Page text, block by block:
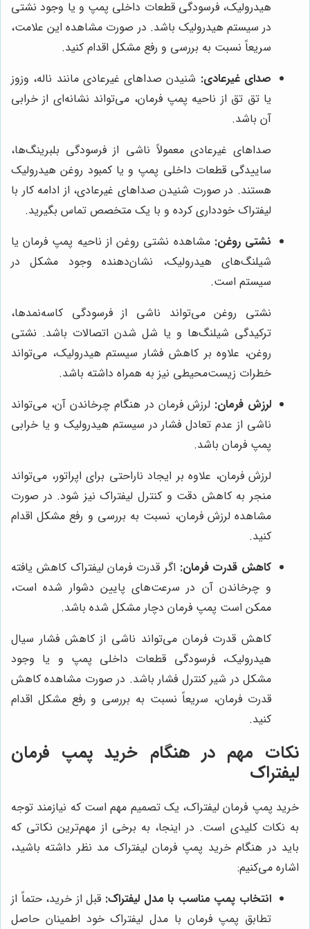
هیدرولیک، فرسودگی قطعات داخلی پمپ و یا وجود نشتی
در سیستم هیدرولیک باشد. در صورت مشاهده این علامت،
سریعاً نسبت به بررسی و رفع مشکل اقدام کنید.
صدای غیرعادی: شنیدن صداهای غیرعادی مانند ناله، وزوز
یا تق تق از ناحیه پمپ فرمان، می‌تواند نشانه‌ای از خرابی
آن باشد.
صداهای غیرعادی معمولاً ناشی از فرسودگی بلبرینگ‌ها،
ساییدگی قطعات داخلی پمپ و یا کمبود روغن هیدرولیک
هستند. در صورت شنیدن صداهای غیرعادی، از ادامه کار با
لیفتراک خودداری کرده و با یک متخصص تماس بگیرید.
نشتی روغن: مشاهده نشتی روغن از ناحیه پمپ فرمان یا
شیلنگ‌های هیدرولیک، نشان‌دهنده وجود مشکل در
سیستم است.
نشتی روغن می‌تواند ناشی از فرسودگی کاسه‌نمدها،
ترکیدگی شیلنگ‌ها و یا شل شدن اتصالات باشد. نشتی
روغن، علاوه بر کاهش فشار سیستم هیدرولیک، می‌تواند
خطرات زیست‌محیطی نیز به همراه داشته باشد.
لرزش فرمان: لرزش فرمان در هنگام چرخاندن آن، می‌تواند
ناشی از عدم تعادل فشار در سیستم هیدرولیک و یا خرابی
پمپ فرمان باشد.
لرزش فرمان، علاوه بر ایجاد ناراحتی برای اپراتور، می‌تواند
منجر به کاهش دقت و کنترل لیفتراک نیز شود. در صورت
مشاهده لرزش فرمان، نسبت به بررسی و رفع مشکل اقدام
کنید.
کاهش قدرت فرمان: اگر قدرت فرمان لیفتراک کاهش یافته
و چرخاندن آن در سرعت‌های پایین دشوار شده است،
ممکن است پمپ فرمان دچار مشکل شده باشد.
کاهش قدرت فرمان می‌تواند ناشی از کاهش فشار سیال
هیدرولیک، فرسودگی قطعات داخلی پمپ و یا وجود
مشکل در شیر کنترل فشار باشد. در صورت مشاهده کاهش
قدرت فرمان، سریعاً نسبت به بررسی و رفع مشکل اقدام
کنید.
نکات مهم در هنگام خرید پمپ فرمان
لیفتراک
خرید پمپ فرمان لیفتراک، یک تصمیم مهم است که نیازمند توجه
به نکات کلیدی است. در اینجا، به برخی از مهم‌ترین نکاتی که
باید در هنگام خرید پمپ فرمان لیفتراک مد نظر داشته باشید،
اشاره می‌کنیم:
انتخاب پمپ مناسب با مدل لیفتراک: قبل از خرید، حتماً از
تطابق پمپ فرمان با مدل لیفتراک خود اطمینان حاصل